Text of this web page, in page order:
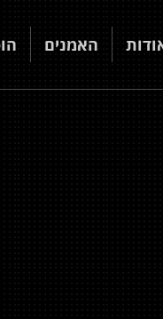
האמנים